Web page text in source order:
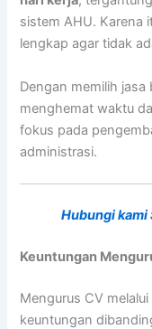
sistem AHU. Karena
lengkap agar tidak
Dengan memilih
menghemat waktu
fokus pada
administrasi.
Hubungi
Keuntungan
Mengurus CV
keuntungan